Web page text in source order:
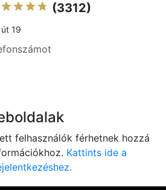
(3312)
19
felhasználók férhetnek hozzá
Kattints ide a